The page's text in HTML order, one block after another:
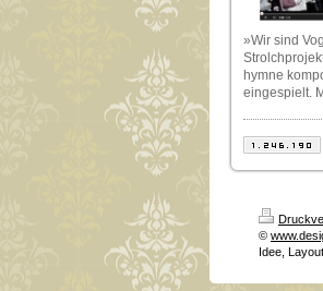
»Wir sind
hymne
eingespielt.
©
Idee,